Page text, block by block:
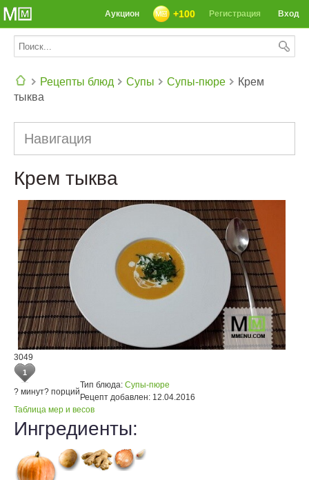
Вход
Регистрация
+100
Аукцион
Рецепты блюд Супы Супы-пюре
Крем
тыква
Навигация
Крем тыква
3049
1
? минут? порций
Тип блюда: Супы-пюре
Рецепт добавлен: 12.04.2016
Таблица мер и весов
Ингредиенты: